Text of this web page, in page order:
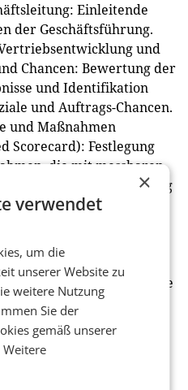
Einleitende
der Geschäftsführung.
und
Chancen: Bewertung der
und Identifikation
und Auftrags-Chancen.
und Maßnahmen
Scorecard): Festlegung
die mit messbaren
unter Berücksichtigung
(z.B.: Erhöhung des
Euro um 20 Prozent
von zwei Jahren;
Mehrumsatz durch die
und 0,5 Millionen Euro
Verkauf von
Steigern der
innerhalb eines Jahres;
×
verwendet
um die
unserer Website zu
weitere Nutzung
Sie der
gemäß unserer
Weitere